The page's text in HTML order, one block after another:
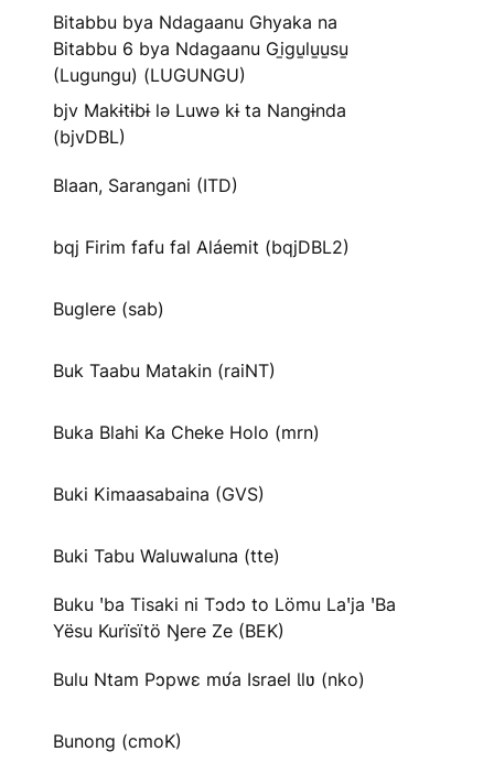
Bitabbu bya Ndagaanu Ghyaka na
Bitabbu 6 bya Ndagaanu Gi̱gu̱lu̱u̱su̱
(Lugungu) (LUGUNGU)
bjv Makɨtɨbɨ lə Luwə kɨ ta Nangɨnda
(bjvDBL)
Blaan, Sarangani (ITD)
bqj Firim fafu fal Aláemit (bqjDBL2)
Buglere (sab)
Buk Taabu Matakin (raiNT)
Buka Blahi Ka Cheke Holo (mrn)
Buki Kimaasabaina (GVS)
Buki Tabu Waluwaluna (tte)
Buku ꞌba Tisaki ni Tɔdɔ to Lömu Laꞌja ꞌBa
Yësu Kurïsïtö Ŋere Ze (BEK)
Bulu Ntam Pɔpwɛ mʋ́a Israel Ɩlʋ (nko)
Bunong (cmoK)